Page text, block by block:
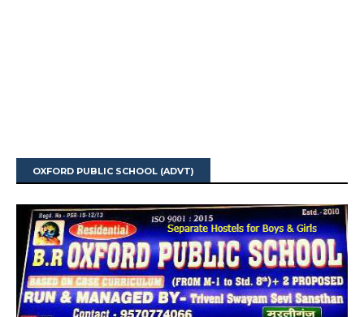
OXFORD PUBLIC SCHOOL (ADVT)